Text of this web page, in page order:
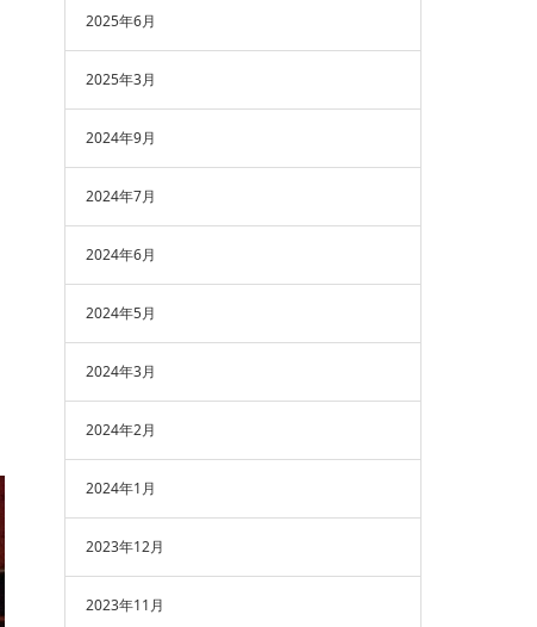
2025年6月
2025年3月
2024年9月
2024年7月
2024年6月
2024年5月
2024年3月
2024年2月
2024年1月
2023年12月
2023年11月